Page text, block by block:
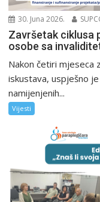
30. Juna 2026.
Završetak ciklusa
osobe sa
Nakon četiri mjeseca
iskustava, uspješno
namijenjenih...
Vijesti